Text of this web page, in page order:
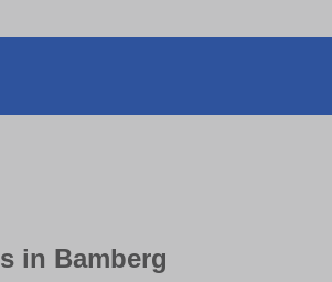
in Bamberg